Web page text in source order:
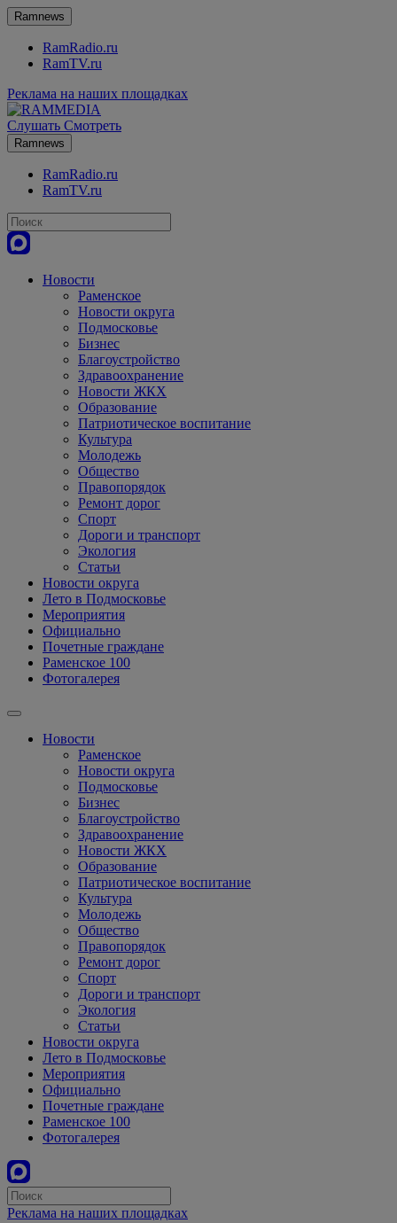
Ramnews
RamRadio.ru
RamTV.ru
Реклама на наших площадках
Слушать Смотреть
Ramnews
RamRadio.ru
RamTV.ru
Новости
Раменское
Новости округа
Подмосковье
Бизнес
Благоустройство
Здравоохранение
Новости ЖКХ
Образование
Патриотическое воспитание
Культура
Молодежь
Общество
Правопорядок
Ремонт дорог
Спорт
Дороги и транспорт
Экология
Статьи
Новости округа
Лето в Подмосковье
Мероприятия
Официально
Почетные граждане
Раменское 100
Фотогалерея
Новости
Раменское
Новости округа
Подмосковье
Бизнес
Благоустройство
Здравоохранение
Новости ЖКХ
Образование
Патриотическое воспитание
Культура
Молодежь
Общество
Правопорядок
Ремонт дорог
Спорт
Дороги и транспорт
Экология
Статьи
Новости округа
Лето в Подмосковье
Мероприятия
Официально
Почетные граждане
Раменское 100
Фотогалерея
Реклама на наших площадках